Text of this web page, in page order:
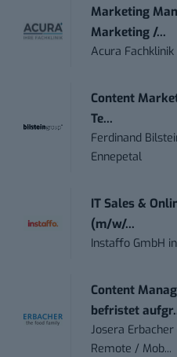
Marketing
Marketing /...
Acura Fachklinik
Content
Te...
Ferdinand
Ennepetal
IT Sales &
(m/w/...
Instaffo GmbH in
Content
befristet
Josera Erbacher
Remote / Mob...